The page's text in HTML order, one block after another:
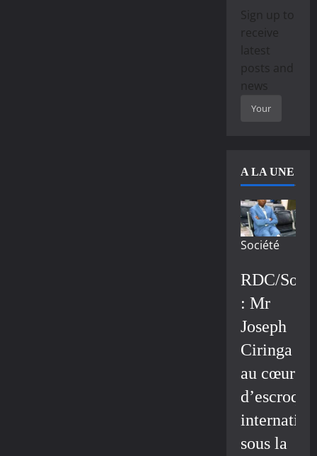
Sign up to
receive
latest
posts and
news
A LA UNE
Société
RDC/
: Mr
Joseph
Ciringa
au cœur
sous la